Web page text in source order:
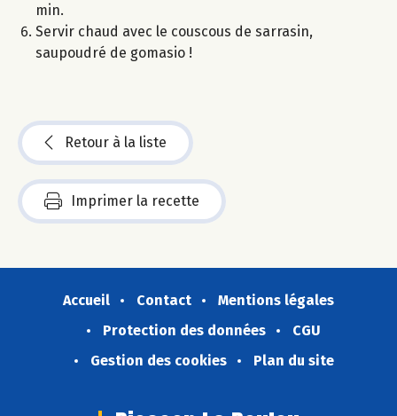
min.
Servir chaud avec le couscous de sarrasin,
saupoudré de gomasio !
Retour à la liste
Imprimer la recette
Accueil Contact
Mentions légales
Protection des données
CGU
Gestion des cookies
Plan du site